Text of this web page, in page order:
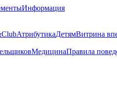
Информация
АтрибутикаДетямВитрина
МедицинаПравила